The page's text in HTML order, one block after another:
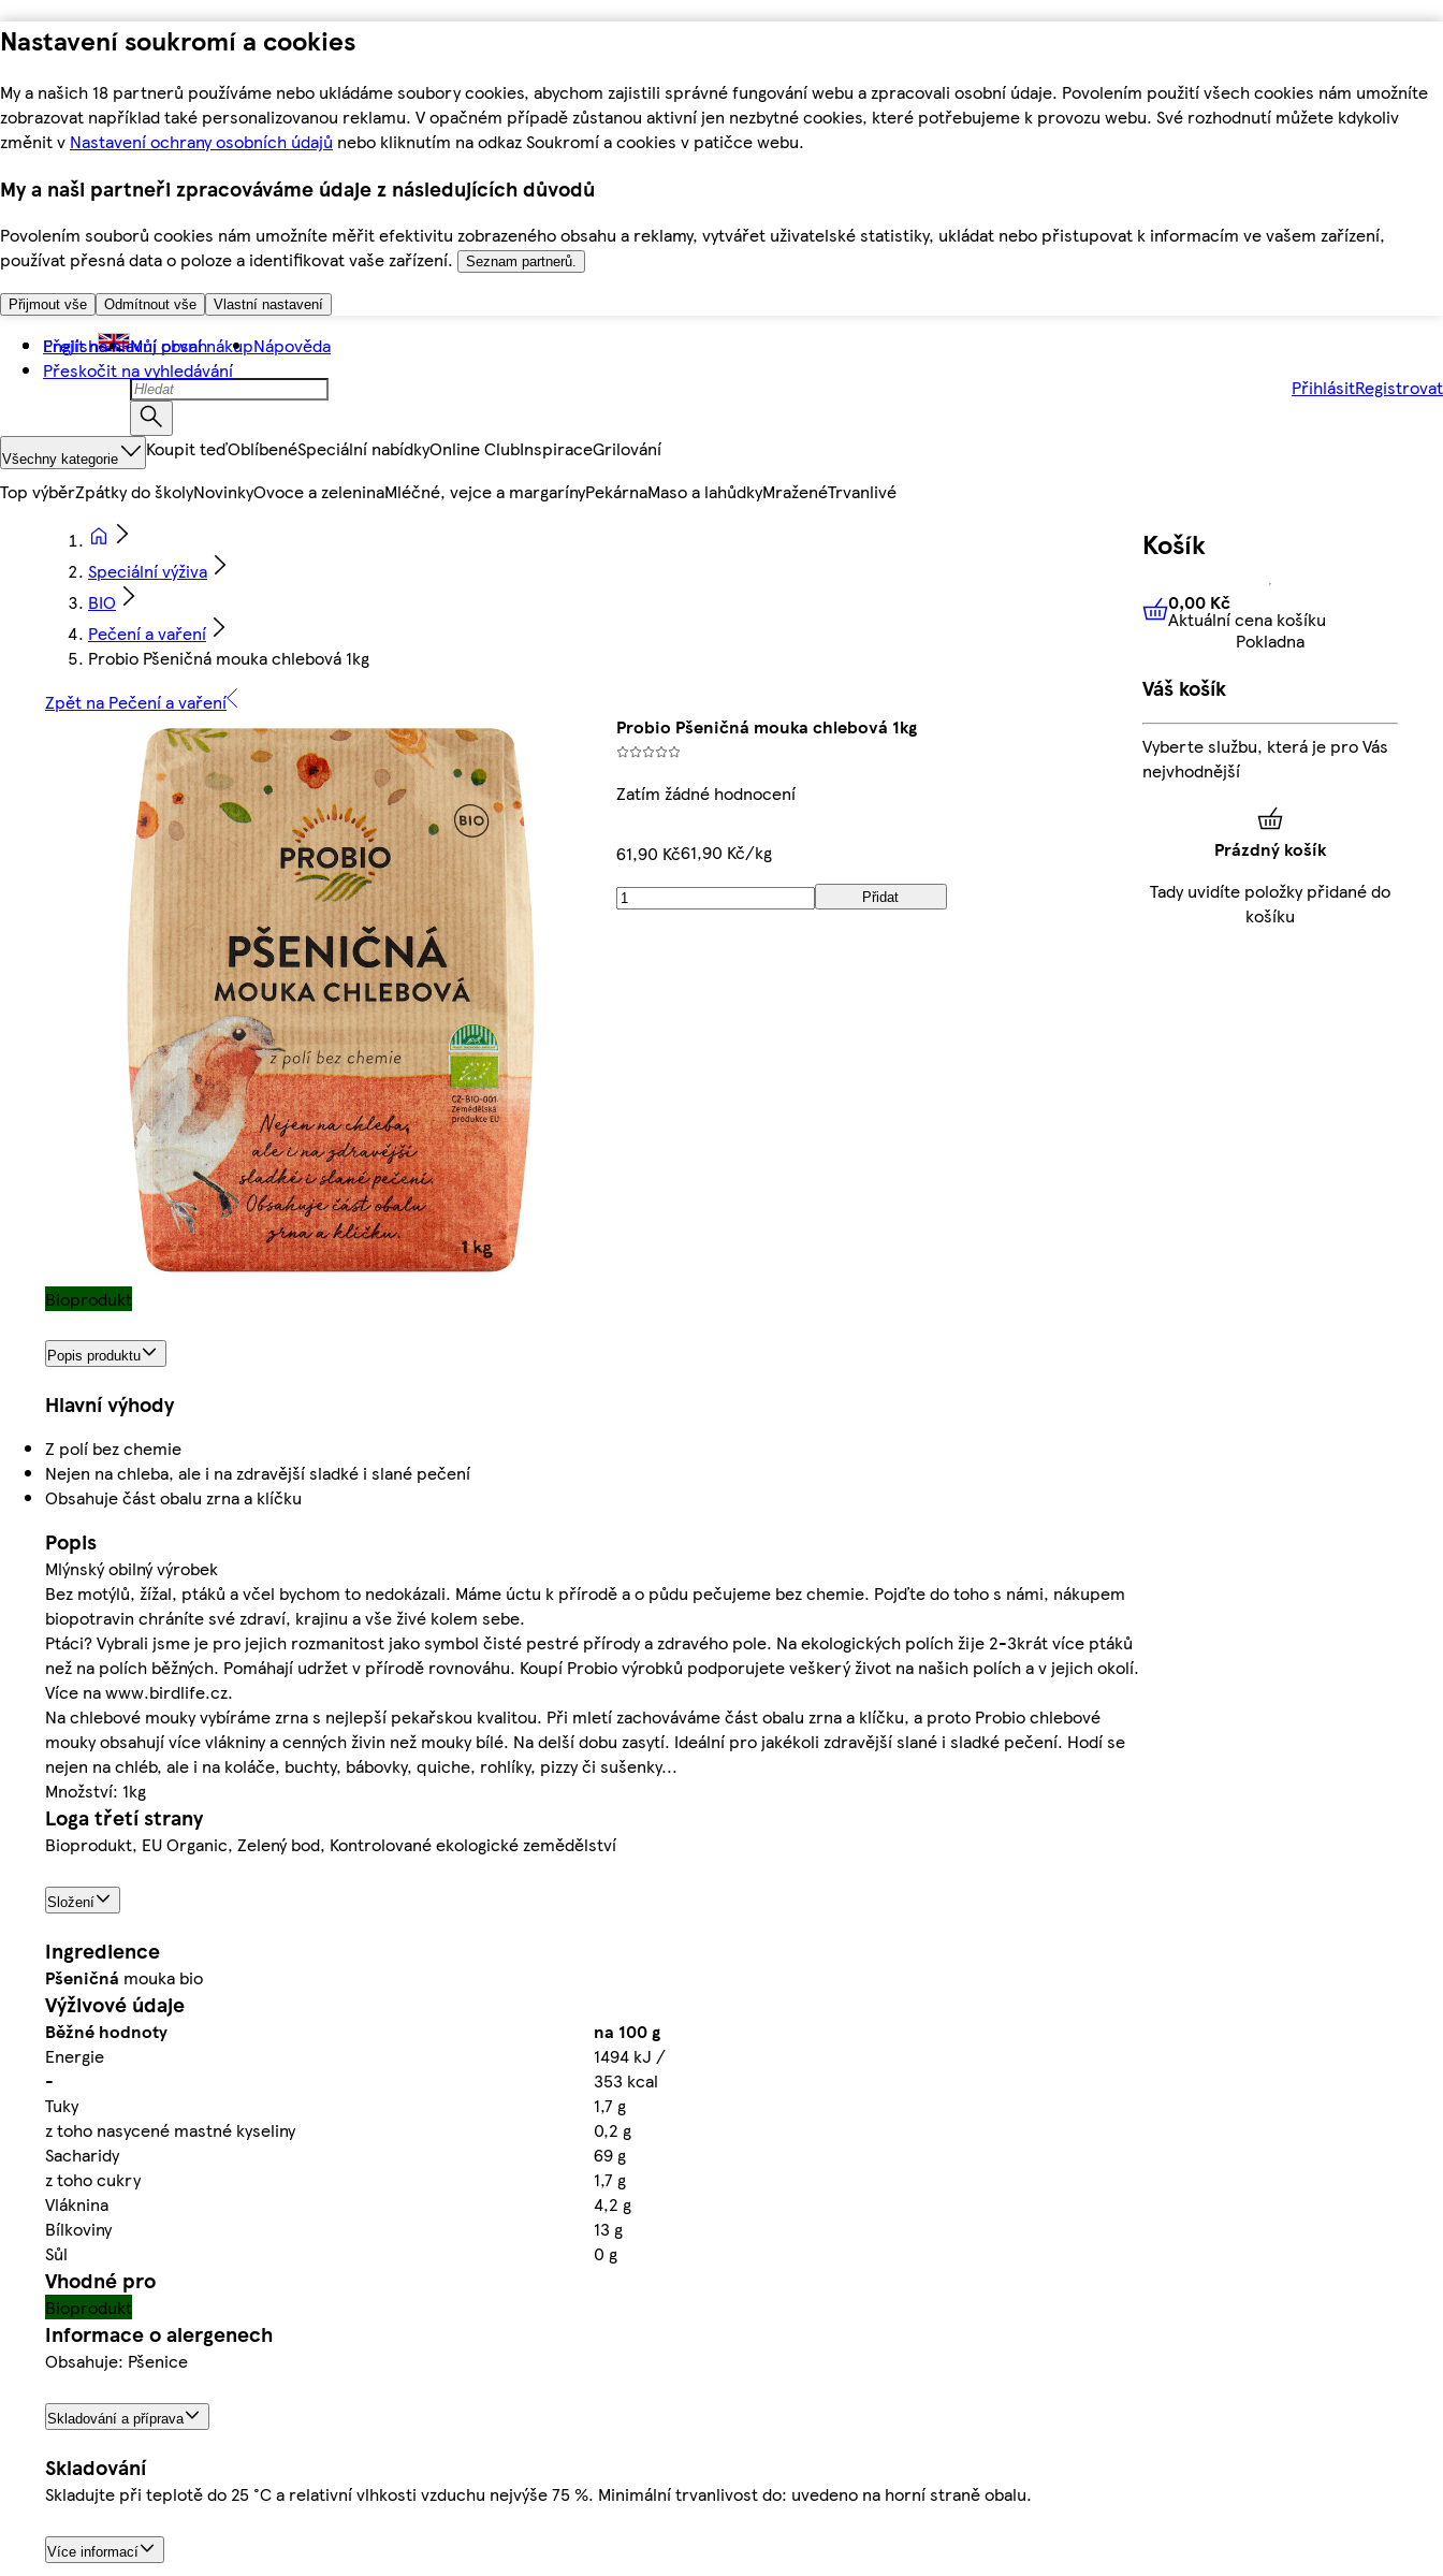
Nastavení soukromí a cookies
My a našich 18 partnerů používáme nebo ukládáme soubory cookies, abychom zajistili správné fungování webu a zpracovali osobní údaje. Povolením použití všech cookies nám umožníte
zobrazovat například také personalizovanou reklamu. V opačném případě zůstanou aktivní jen nezbytné cookies, které potřebujeme k provozu webu. Své rozhodnutí můžete kdykoliv
změnit v Nastavení ochrany osobních údajů nebo kliknutím na odkaz Soukromí a cookies v patičce webu.
My a naši partneři zpracováváme údaje z následujících důvodů
Povolením souborů cookies nám umožníte měřit efektivitu zobrazeného obsahu a reklamy, vytvářet uživatelské statistiky, ukládat nebo přistupovat k informacím ve vašem zařízení,
používat přesná data o poloze a identifikovat vaše zařízení.
Seznam partnerů.
Přijmout vše Odmítnout vše Vlastní nastavení
Přejít na hlavní obsah
Přeskočit na vyhledávání
English Můj první nákupNápověda
PřihlásitRegistrovat
Všechny kategorie Koupit teďOblíbenéSpeciální nabídkyOnline ClubInspiraceGrilování
Top výběrZpátky do školyNovinkyOvoce a zeleninaMléčné, vejce a margarínyPekárnaMaso a lahůdkyMraženéTrvanlivé
Speciální výživa
BIO
Pečení a vaření
Probio Pšeničná mouka chlebová 1kg
Zpět na Pečení a vaření
Probio Pšeničná mouka chlebová 1kg
Zatím žádné hodnocení
61,90 Kč61,90 Kč/kg
Přidat
Bioprodukt
Popis produktu
Hlavní výhody
Z polí bez chemie
Nejen na chleba, ale i na zdravější sladké i slané pečení
Obsahuje část obalu zrna a klíčku
Popis
Mlýnský obilný výrobek
Bez motýlů, žížal, ptáků a včel bychom to nedokázali. Máme úctu k přírodě a o půdu pečujeme bez chemie. Pojďte do toho s námi, nákupem
biopotravin chráníte své zdraví, krajinu a vše živé kolem sebe.
Ptáci? Vybrali jsme je pro jejich rozmanitost jako symbol čisté pestré přírody a zdravého pole. Na ekologických polích žije 2-3krát více ptáků
než na polích běžných. Pomáhají udržet v přírodě rovnováhu. Koupí Probio výrobků podporujete veškerý život na našich polích a v jejich okolí.
Více na www.birdlife.cz.
Na chlebové mouky vybíráme zrna s nejlepší pekařskou kvalitou. Při mletí zachováváme část obalu zrna a klíčku, a proto Probio chlebové
mouky obsahují více vlákniny a cenných živin než mouky bílé. Na delší dobu zasytí. Ideální pro jakékoli zdravější slané i sladké pečení. Hodí se
nejen na chléb, ale i na koláče, buchty, bábovky, quiche, rohlíky, pizzy či sušenky...
Množství: 1kg
Loga třetí strany
Bioprodukt, EU Organic, Zelený bod, Kontrolované ekologické zemědělství
Složení
Ingredience
Pšeničná mouka bio
Výživové údaje
Běžné hodnoty
na 100 g
Energie
1494 kJ /
-
353 kcal
Tuky
1,7 g
z toho nasycené mastné kyseliny
0,2 g
Sacharidy
69 g
z toho cukry
1,7 g
Vláknina
4,2 g
Bílkoviny
13 g
Sůl
0 g
Vhodné pro
Bioprodukt
Informace o alergenech
Obsahuje: Pšenice
Skladování a příprava
Skladování
Skladujte při teplotě do 25 °C a relativní vlhkosti vzduchu nejvýše 75 %. Minimální trvanlivost do: uvedeno na horní straně obalu.
Více informací
Košík
0,00 KčAktuální cena košíku
0,00 Kč
Aktuální cena košíku
Pokladna
Váš košík
Vyberte službu, která je pro Vás
nejvhodnější
Prázdný košík
Tady uvidíte položky přidané do
košíku